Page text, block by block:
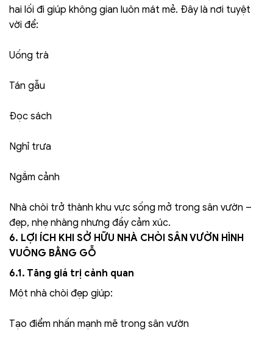
hai lối đi giúp không gian luôn mát mẻ. Đây là nơi tuyệt
vời để:
Uống trà
Tán gẫu
Đọc sách
Nghỉ trưa
Ngắm cảnh
Nhà chòi trở thành khu vực sống mở trong sân vườn –
đẹp, nhẹ nhàng nhưng đầy cảm xúc.
6. LỢI ÍCH KHI SỞ HỮU NHÀ CHÒI SÂN VƯỜN HÌNH
VUÔNG BẰNG GỖ
6.1. Tăng giá trị cảnh quan
Một nhà chòi đẹp giúp:
Tạo điểm nhấn mạnh mẽ trong sân vườn